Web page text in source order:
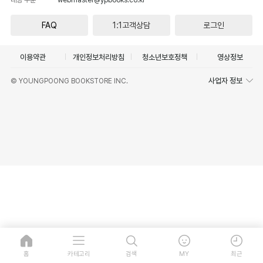
FAQ 1:1고객상담 로그인
이용약관 개인정보처리방침 청소년보호정책 영상정보
© YOUNGPOONG BOOKSTORE INC. 사업자 정보
홈 카테고리 검색 MY 최근